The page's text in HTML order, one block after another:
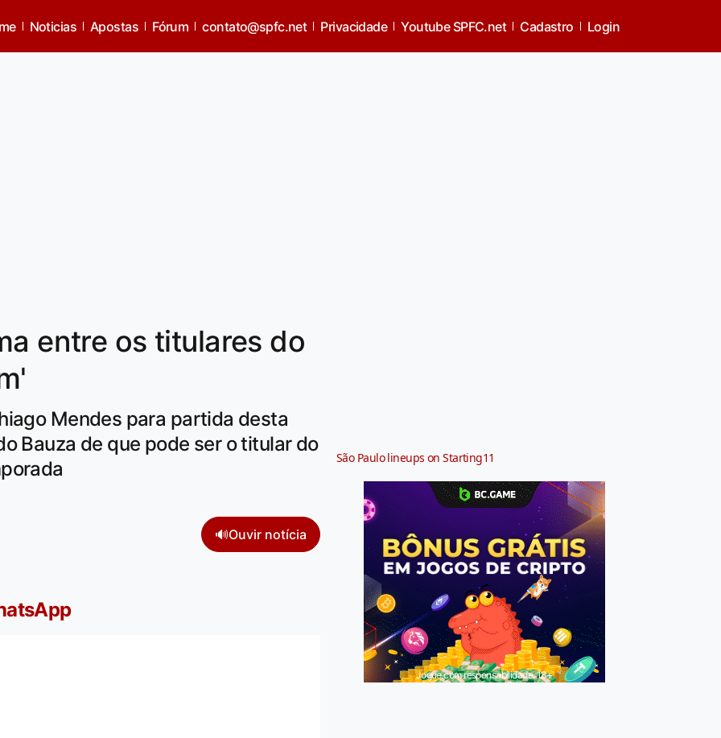
Noticias Apostas Fórum contato@spfc.net Privacidade Youtube SPFC.net Cadastro Login
entre os titulares do
Mendes para partida desta
Bauza de que pode ser o titular do
🔊Ouvir notícia
São Paulo lineups on Starting11
Jogue com responsabilidade. 18+